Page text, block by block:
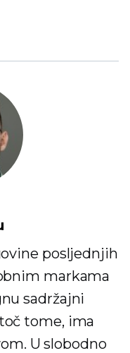
posljednjih
markama
sadržajni
tome, ima
U slobodno